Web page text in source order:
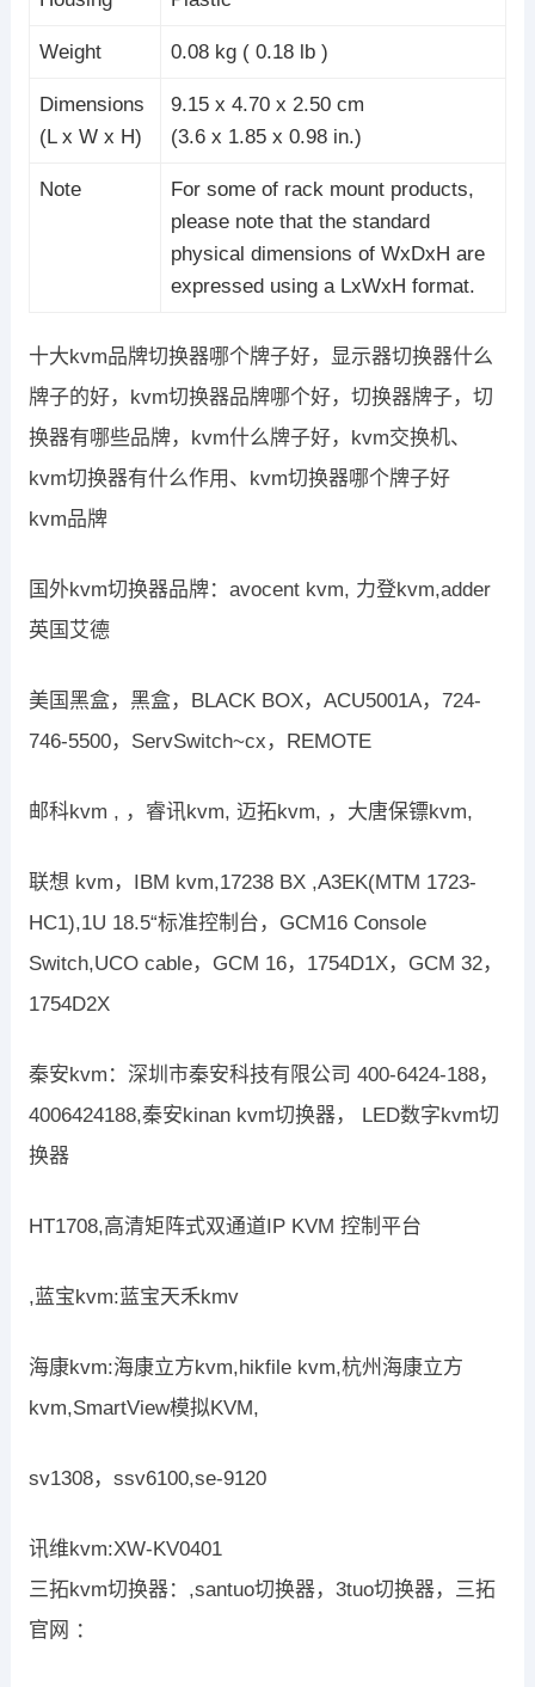
Weight 0.08 kg ( 0.18 lb )
Dimensions
(L x W x H)
9.15 x 4.70 x 2.50 cm
(3.6 x 1.85 x 0.98 in.)
Note
For some of rack mount products,
please note that the standard
physical dimensions of WxDxH are
expressed using a LxWxH format.
十大kvm品牌切换器哪个牌子好，显示器切换器什么
牌子的好，kvm切换器品牌哪个好，切换器牌子，切
换器有哪些品牌，kvm什么牌子好，kvm交换机、
kvm切换器有什么作用、kvm切换器哪个牌子好
kvm品牌
国外kvm切换器品牌：avocent kvm, 力登kvm,adder
英国艾德
美国黑盒，黑盒，BLACK BOX，ACU5001A，724-
746-5500，ServSwitch~cx，REMOTE
邮科kvm , ，睿讯kvm, 迈拓kvm, ，大唐保镖kvm,
联想 kvm，IBM kvm,17238 BX ,A3EK(MTM 1723-
HC1),1U 18.5“标准控制台，GCM16 Console
Switch,UCO cable，GCM 16，1754D1X，GCM 32，
1754D2X
秦安kvm：深圳市秦安科技有限公司 400-6424-188，
4006424188,秦安kinan kvm切换器， LED数字kvm切
换器
HT1708,高清矩阵式双通道IP KVM 控制平台
,蓝宝kvm:蓝宝天禾kmv
海康kvm:海康立方kvm,hikfile kvm,杭州海康立方
kvm,SmartView模拟KVM,
sv1308，ssv6100,se-9120
讯维kvm:XW-KV0401
三拓kvm切换器：,santuo切换器，3tuo切换器，三拓
官网 ：